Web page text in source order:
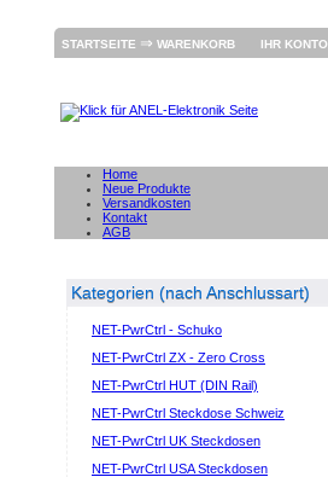
STARTSEITE ⇒ WARENKORB IHR KONTO
Home
Neue Produkte
Versandkosten
Kontakt
AGB
Kategorien (nach Anschlussart)
NET-PwrCtrl - Schuko
NET-PwrCtrl ZX - Zero Cross
NET-PwrCtrl HUT (DIN Rail)
NET-PwrCtrl Steckdose Schweiz
NET-PwrCtrl UK Steckdosen
NET-PwrCtrl USA Steckdosen